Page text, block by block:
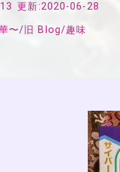
更新:2020-06-28
〜/ 旧 Blog/趣味